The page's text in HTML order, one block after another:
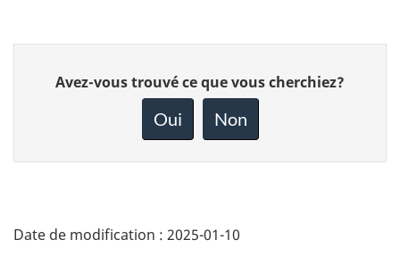
Donnez
votre
page
Avez-vous trouvé ce que vous cherchiez?
Oui Non
Date de modification : 2025-01-10